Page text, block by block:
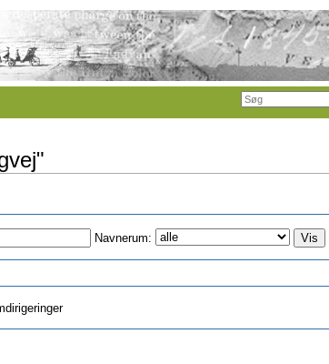
Navnerum: